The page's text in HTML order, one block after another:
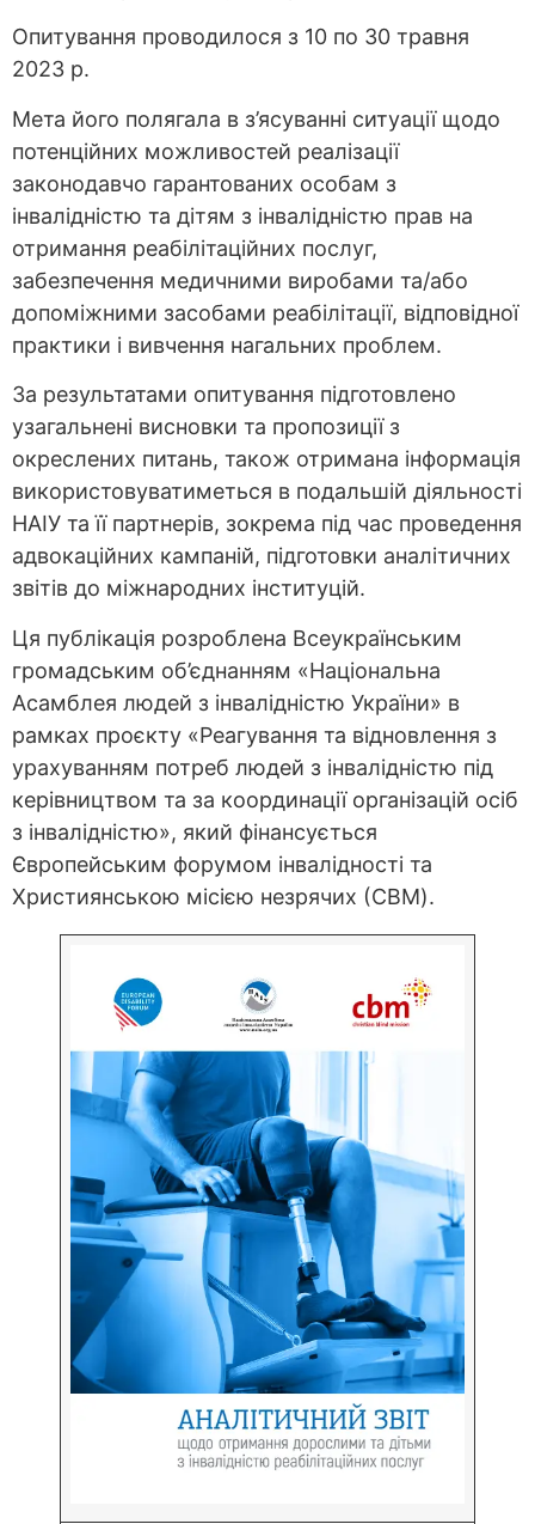
Опитування проводилося з 10 по 30 травня
2023 р.
Мета його полягала в з’ясуванні ситуації щодо
потенційних можливостей реалізації
законодавчо гарантованих особам з
інвалідністю та дітям з інвалідністю прав на
отримання реабілітаційних послуг,
забезпечення медичними виробами та/або
допоміжними засобами реабілітації, відповідної
практики і вивчення нагальних проблем.
За результатами опитування підготовлено
узагальнені висновки та пропозиції з
окреслених питань, також отримана інформація
використовуватиметься в подальшій діяльності
НАІУ та її партнерів, зокрема під час проведення
адвокаційних кампаній, підготовки аналітичних
звітів до міжнародних інституцій.
Ця публікація розроблена Всеукраїнським
громадським об’єднанням «Національна
Асамблея людей з інвалідністю України» в
рамках проєкту «Реагування та відновлення з
урахуванням потреб людей з інвалідністю під
керівництвом та за координації організацій осіб
з інвалідністю», який фінансується
Європейським форумом інвалідності та
Християнською місією незрячих (СBM).